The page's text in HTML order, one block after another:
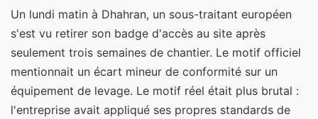
Un lundi matin à Dhahran, un sous-traitant européen
s'est vu retirer son badge d'accès au site après
seulement trois semaines de chantier. Le motif officiel
mentionnait un écart mineur de conformité sur un
équipement de levage. Le motif réel était plus brutal :
l'entreprise avait appliqué ses propres standards de